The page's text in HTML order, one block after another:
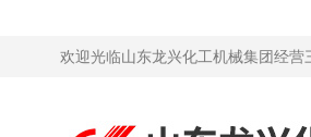
欢迎光临山东龙兴化工机械集团经营